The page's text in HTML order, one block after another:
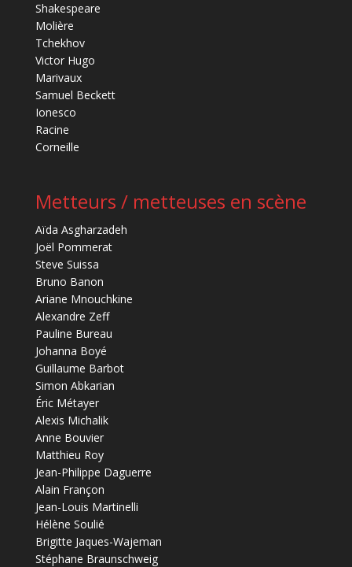
Shakespeare
Molière
Tchekhov
Victor Hugo
Marivaux
Samuel Beckett
Ionesco
Racine
Corneille
Metteurs / metteuses en scène
Aïda Asgharzadeh
Joël Pommerat
Steve Suissa
Bruno Banon
Ariane Mnouchkine
Alexandre Zeff
Pauline Bureau
Johanna Boyé
Guillaume Barbot
Simon Abkarian
Éric Métayer
Alexis Michalik
Anne Bouvier
Matthieu Roy
Jean-Philippe Daguerre
Alain Françon
Jean-Louis Martinelli
Hélène Soulié
Brigitte Jaques-Wajeman
Stéphane Braunschweig